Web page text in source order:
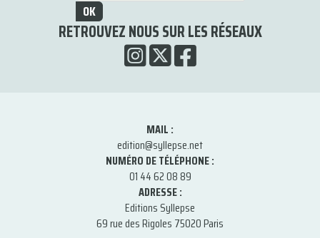
OK
RETROUVEZ NOUS SUR LES RÉSEAUX
MAIL :
edition@syllepse.net
NUMÉRO DE TÉLÉPHONE :
01 44 62 08 89
ADRESSE :
Editions Syllepse
69 rue des Rigoles 75020 Paris